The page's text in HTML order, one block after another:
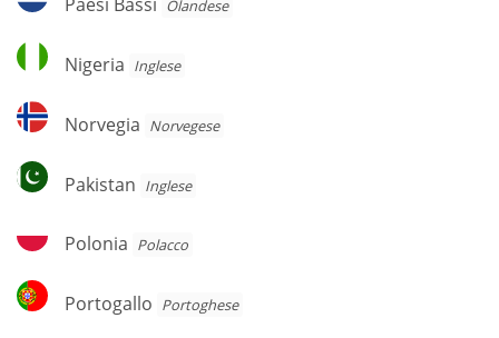
Bassi
Olandese
Nigeria
Nigeria Inglese
Norvegia
Norvegia Norvegese
Pakistan
Pakistan Inglese
Polonia
Polonia Polacco
Portogallo
Portogallo Portoghese